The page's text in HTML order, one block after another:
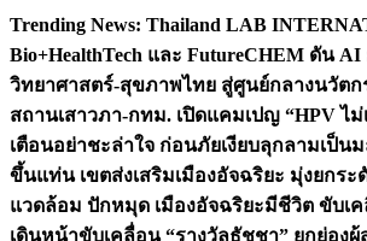
Skip
content
Trending News: Thailand LAB
Bio+HealthTech และ FutureCHEM ดัน
วิทยาศาสตร์-สุขภาพไทย สู่ศูนย์กลางนวัตก
สถานเสาวภา-กทม. เปิดแคมเปญ “HPV ไ
เตือนอย่าชะล่าใจ ก่อนภัยเงียบลุกลามเป็นม
ขึ้นแท่น เขตส่งเสริมเมืองอัจฉริยะ มุ่งยกระ
แวดล้อม ปักหมุด เมืองอัจฉริยะมีชีวิต ขับเ
เดินหน้าขับเคลื่อน “รางวัลธัชชา” ยกย่อง